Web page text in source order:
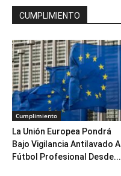
CUMPLIMIENTO
Cumplimiento
La Unión Europea Pondrá
Bajo Vigilancia Antilavado Al
Fútbol Profesional Desde...